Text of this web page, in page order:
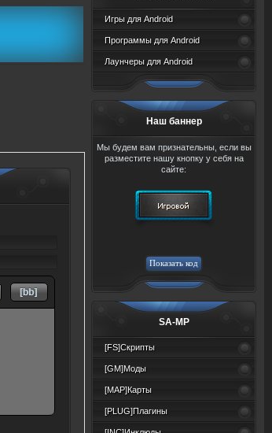
Игры для Android
Программы для Android
Лаунчеры для Android
Наш баннер
Мы будем вам признательны, если вы
разместите нашу кнопку у себя на
сайте:
SA-MP
[FS]Скрипты
[GM]Моды
[MAP]Карты
[PLUG]Плагины